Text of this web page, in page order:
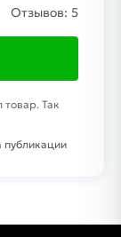
Отзывов: 5
товар. Так
публикации